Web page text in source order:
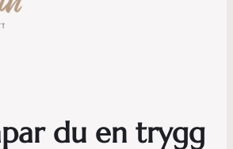
du en trygg